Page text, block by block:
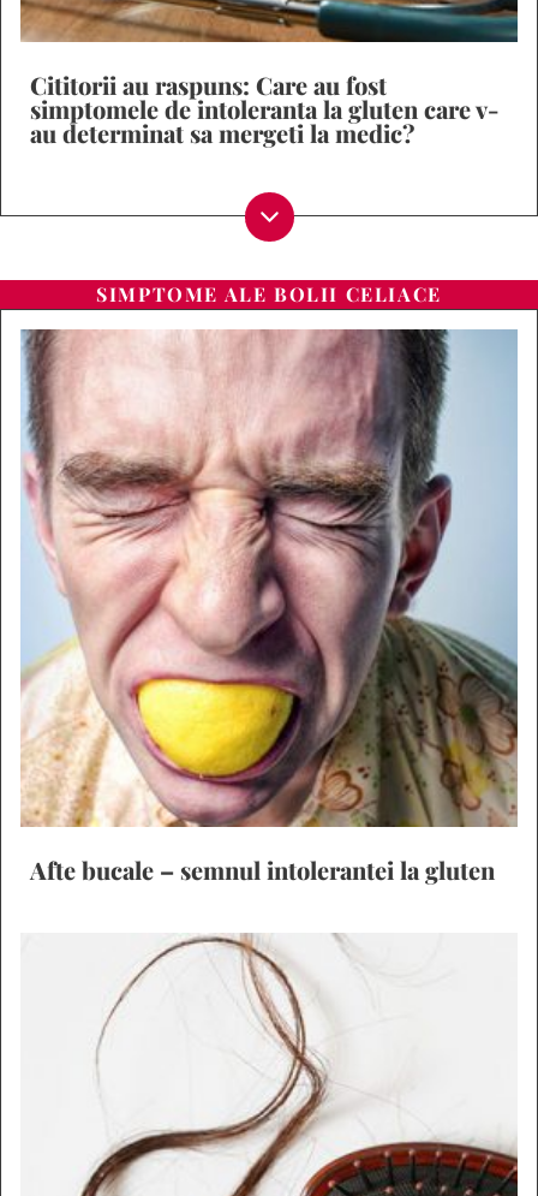
Cititorii au raspuns: Care au fost
simptomele de intoleranta la gluten care v-
au determinat sa mergeti la medic?
SIMPTOME ALE BOLII CELIACE
Afte bucale – semnul intolerantei la gluten